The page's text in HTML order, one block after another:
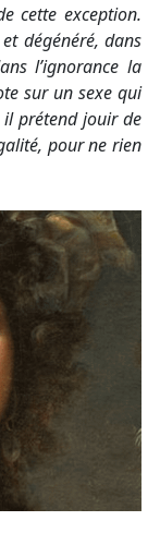
cette exception.
dégénéré, dans
l’ignorance la
sur un sexe qui
il prétend jouir de
pour ne rien